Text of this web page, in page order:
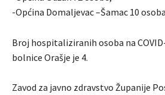
-Općina Domaljevac –Šamac 10
Broj hospitaliziranih osoba na
bolnice Orašje je 4.
Zavod za javno zdravstvo Županije